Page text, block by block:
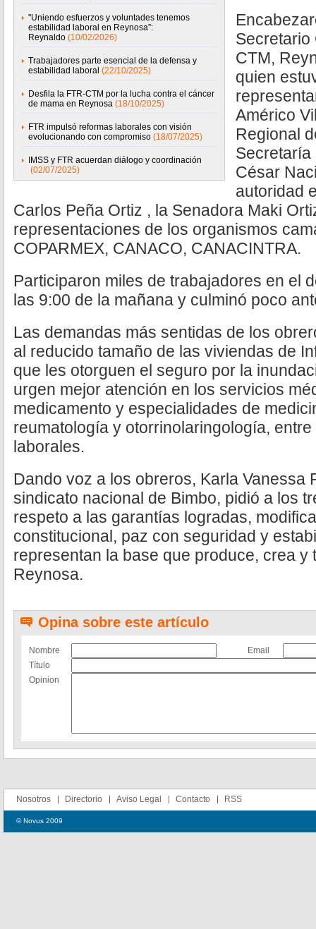
''Uniendo esfuerzos y voluntades tenemos
estabilidad laboral en Reynosa”:
Reynaldo (10/02/2026)
Trabajadores parte esencial de la defensa y
estabilidad laboral (22/10/2025)
Desfila la FTR-CTM por la lucha contra el cáncer
de mama en Reynosa (18/10/2025)
FTR impulsó reformas laborales con visión
evolucionando con compromiso (18/07/2025)
IMSS y FTR acuerdan diálogo y coordinación
(02/07/2025)
Secretario
CTM,
quien
Américo
Regional
Secretaría
César
autoridad
Carlos Peña Ortiz , la Senadora Maki
representaciones de los organismos
COPARMEX, CANACO, CANACINTRA.
Participaron miles de trabajadores en el
las 9:00 de la mañana y culminó poco
Las demandas más sentidas de los
al reducido tamaño de las viviendas de
que les otorguen el seguro por la
urgen mejor atención en los servicios
medicamento y especialidades de
reumatología y otorrinolaringología,
laborales.
Dando voz a los obreros, Karla Vanessa
sindicato nacional de Bimbo, pidió a los
respeto a las garantías logradas,
constitucional, paz con seguridad y
representan la base que produce, crea y
Reynosa.
Opina sobre este artículo
Nombre
Email
Título
Opinion
Nosotros Directorio Aviso Legal Contacto RSS
© Novus 2009